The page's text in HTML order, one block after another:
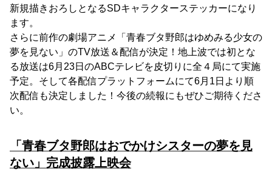
新規描きおろしとなるSDキャラクターステッカーになり
ます。
さらに前作の劇場アニメ「青春ブタ野郎はゆめみる少女の
夢を見ない」のTV放送＆配信が決定！地上波では初とな
る放送は6月23日のABCテレビを皮切りに全４局にて実施
予定。そして各配信プラットフォームにて6月1日より順
次配信も決定しました！今後の続報にもぜひご期待くださ
い。
「青春ブタ野郎はおでかけシスターの夢を見
ない」完成披露上映会